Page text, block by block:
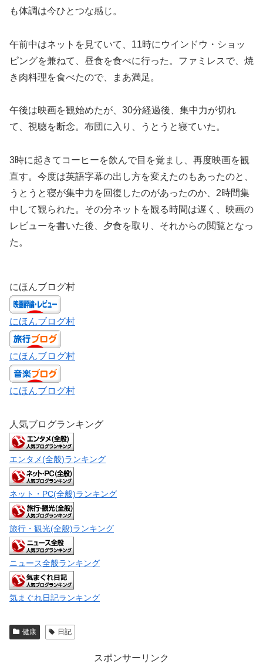
も体調は今ひとつな感じ。
午前中はネットを見ていて、11時にウインドウ・ショッ
ピングを兼ねて、昼食を食べに行った。ファミレスで、焼
き肉料理を食べたので、まあ満足。
午後は映画を観始めたが、30分経過後、集中力が切れ
て、視聴を断念。布団に入り、うとうと寝ていた。
3時に起きてコーヒーを飲んで目を覚まし、再度映画を観
直す。今度は英語字幕の出し方を変えたのもあったのと、
うとうと寝が集中力を回復したのがあったのか、2時間集
中して観られた。その分ネットを観る時間は遅く、映画の
レビューを書いた後、夕食を取り、それからの閲覧となっ
た。
にほんブログ村
にほんブログ村
にほんブログ村
にほんブログ村
人気ブログランキング
エンタメ(全般)ランキング
ネット・PC(全般)ランキング
旅行・観光(全般)ランキング
ニュース全般ランキング
気まぐれ日記ランキング
健康 日記
スポンサーリンク